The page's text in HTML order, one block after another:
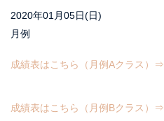
2020年01月05日(日)
月例
成績表はこちら（月例Aクラス）⇒
成績表はこちら（月例Bクラス）⇒